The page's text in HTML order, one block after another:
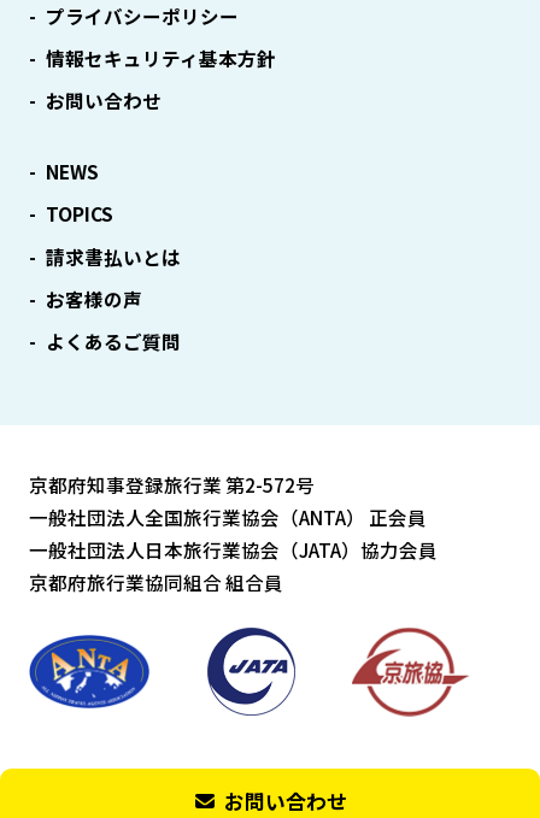
プライバシーポリシー
情報セキュリティ基本方針
お問い合わせ
NEWS
TOPICS
請求書払いとは
お客様の声
よくあるご質問
京都府知事登録旅行業 第2-572号
一般社団法人全国旅行業協会（ANTA） 正会員
一般社団法人日本旅行業協会（JATA）協力会員
京都府旅行業協同組合 組合員
お問い合わせ